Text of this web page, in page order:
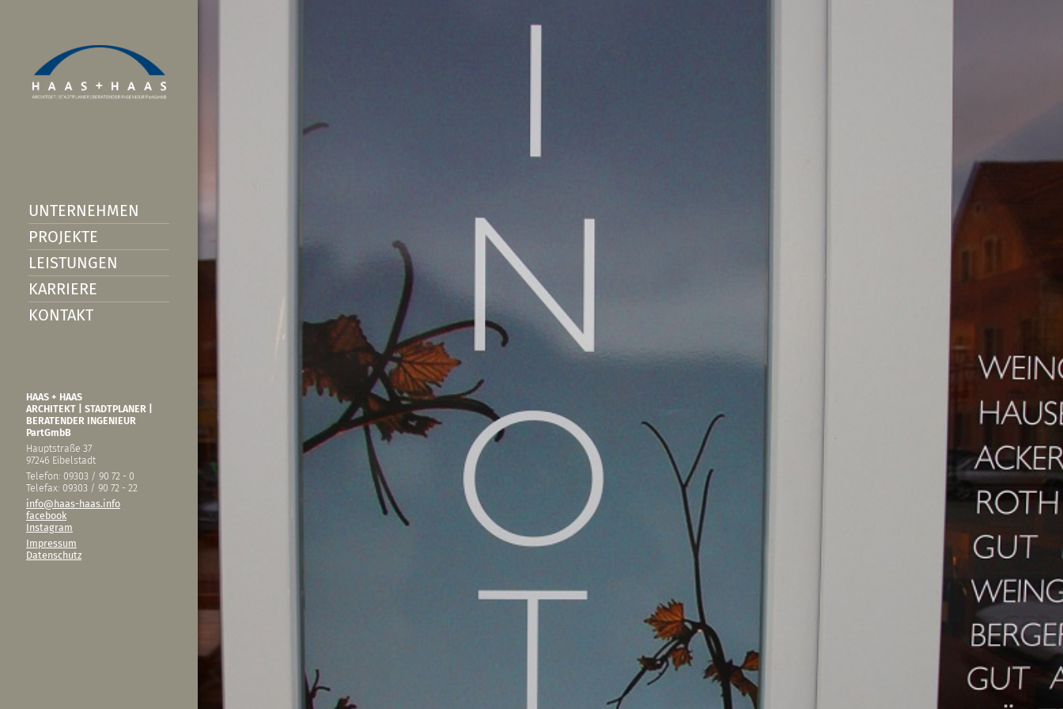
UNTERNEHMEN
PROJEKTE
LEISTUNGEN
KARRIERE
KONTAKT
HAAS + HAAS
ARCHITEKT | STADTPLANER |
BERATENDER INGENIEUR
PartGmbB
Hauptstraße 37
97246 Eibelstadt
Telefon: 09303 / 90 72 - 0
Telefax: 09303 / 90 72 - 22
info@haas-haas.info
facebook
Instagram
Impressum
Datenschutz